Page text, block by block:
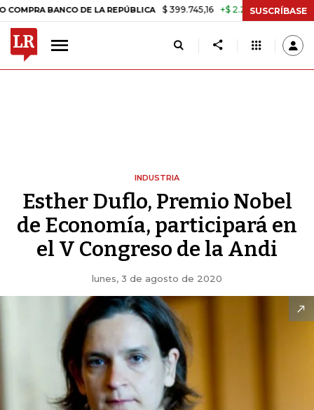
BANCO DE LA REPÚBLICA $ 399.745,16 +$ 2.295,71 +0,58% TASA
SUSCRÍBASE
INDUSTRIA
Esther Duflo, Premio Nobel
de Economía, participará en
el V Congreso de la Andi
lunes, 3 de agosto de 2020